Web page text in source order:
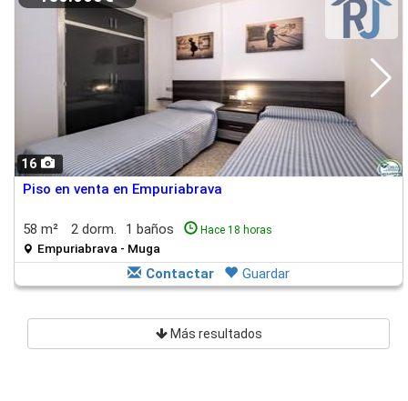
16
Piso en venta en Empuriabrava
58 m² 2 dorm. 1 baños Hace 18 horas
Empuriabrava - Muga
Contactar Guardar
Más resultados